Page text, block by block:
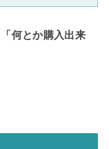
「何とか購入出来